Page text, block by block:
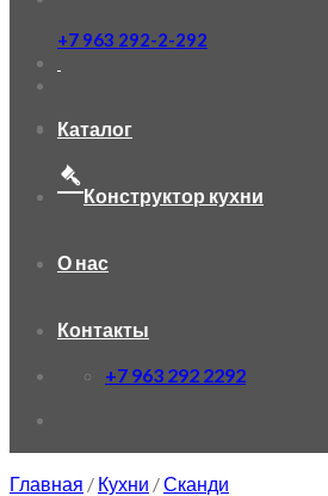
+7 963 292-2-292
Каталог
Конструктор кухни
О нас
Контакты
+7 963 292 2292
Главная / Кухни /Сканди